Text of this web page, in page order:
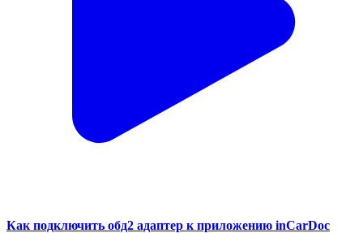
Как подключить обд2 адаптер к приложению inCarDoc